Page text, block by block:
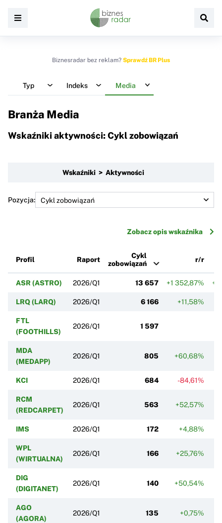
Biznesradar bez reklam? Sprawdź BR Plus
Typ Indeks Media
Branża Media
Wskaźniki aktywności: Cykl zobowiązań
Wskaźniki > Aktywności
Pozycja:
Zobacz opis wskaźnika
Profil Raport
Cykl
zobowiązań
r/r
ASR (ASTRO) 2026/Q1 13 657 +1 352,87%
LRQ (LARQ) 2026/Q1 6 166 +11,58%
FTL
(FOOTHILLS)
2026/Q1 1 597
MDA
(MEDAPP)
2026/Q1 805 +60,68%
KCI 2026/Q1 684 -84,61%
RCM
(REDCARPET)
2026/Q1 563 +52,57%
IMS 2026/Q1 172 +4,88%
WPL
(WIRTUALNA)
2026/Q1 166 +25,76%
DIG
(DIGITANET)
2026/Q1 140 +50,54%
AGO
(AGORA)
2026/Q1 135 +0,75%